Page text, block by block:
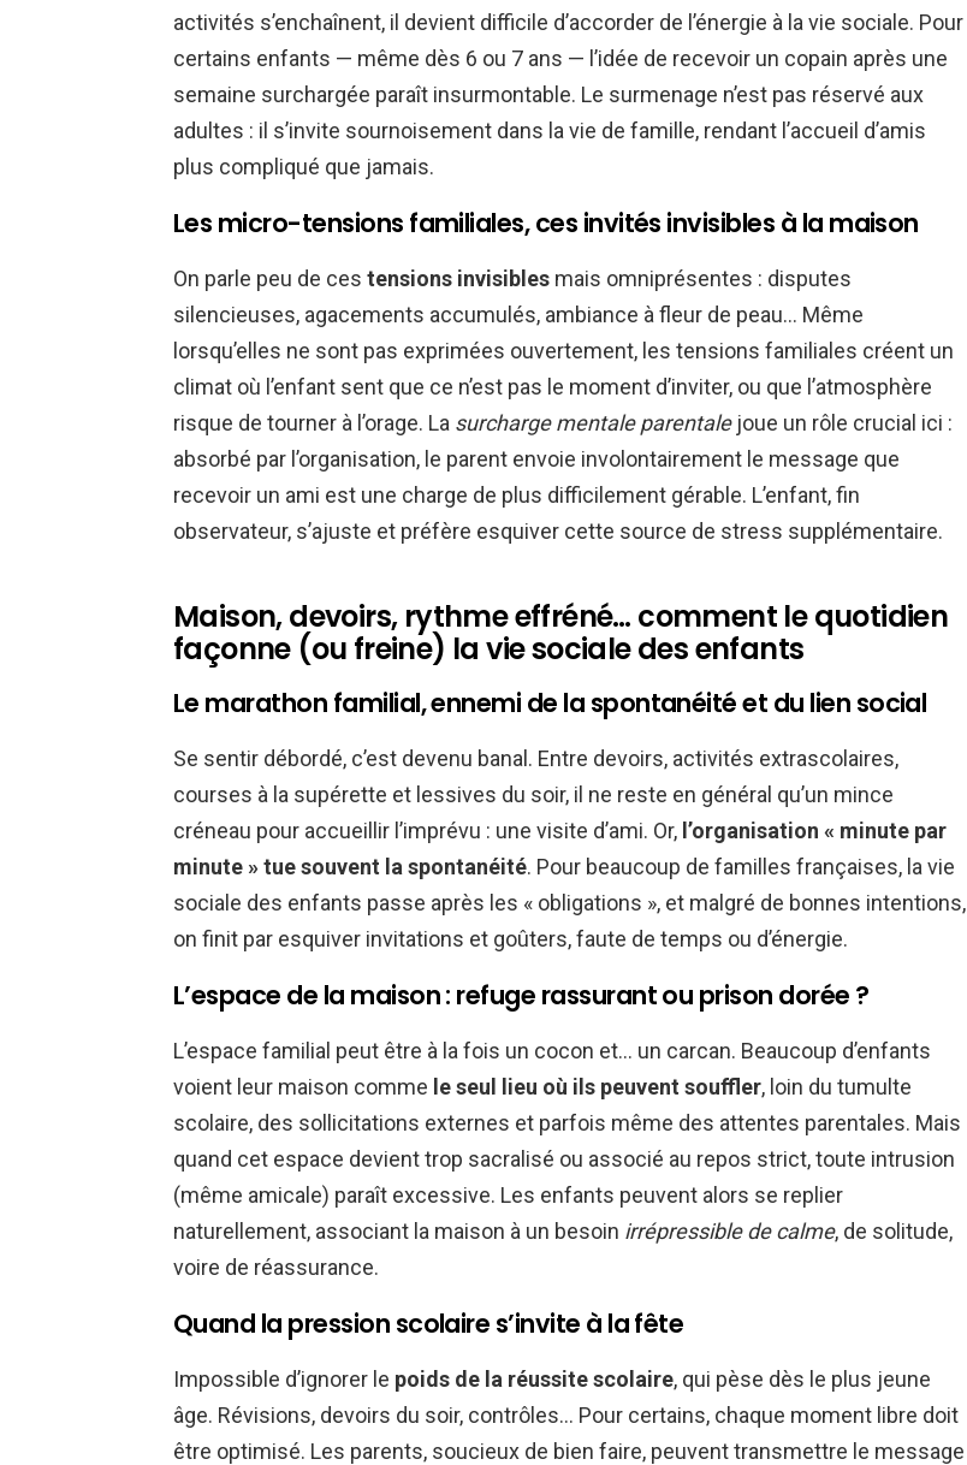
activités s’enchaînent, il devient difficile d’accorder de l’énergie à la vie sociale. Pour
certains enfants — même dès 6 ou 7 ans — l’idée de recevoir un copain après une
semaine surchargée paraît insurmontable. Le surmenage n’est pas réservé aux
adultes : il s’invite sournoisement dans la vie de famille, rendant l’accueil d’amis
plus compliqué que jamais.
Les micro-tensions familiales, ces invités invisibles à la maison
On parle peu de ces tensions invisibles mais omniprésentes : disputes
silencieuses, agacements accumulés, ambiance à fleur de peau… Même
lorsqu’elles ne sont pas exprimées ouvertement, les tensions familiales créent un
climat où l’enfant sent que ce n’est pas le moment d’inviter, ou que l’atmosphère
risque de tourner à l’orage. La surcharge mentale parentalejoue un rôle crucial ici :
absorbé par l’organisation, le parent envoie involontairement le message que
recevoir un ami est une charge de plus difficilement gérable. L’enfant, fin
observateur, s’ajuste et préfère esquiver cette source de stress supplémentaire.
Maison, devoirs, rythme effréné… comment le quotidien
façonne (ou freine) la vie sociale des enfants
Le marathon familial, ennemi de la spontanéité et du lien social
Se sentir débordé, c’est devenu banal. Entre devoirs, activités extrascolaires,
courses à la supérette et lessives du soir, il ne reste en général qu’un mince
créneau pour accueillir l’imprévu : une visite d’ami. Or, l’organisation « minute par
minute » tue souvent la spontanéité. Pour beaucoup de familles françaises, la vie
sociale des enfants passe après les « obligations », et malgré de bonnes intentions,
on finit par esquiver invitations et goûters, faute de temps ou d’énergie.
L’espace de la maison : refuge rassurant ou prison dorée ?
L’espace familial peut être à la fois un cocon et… un carcan. Beaucoup d’enfants
voient leur maison comme le seul lieu où ils peuvent souffler, loin du tumulte
scolaire, des sollicitations externes et parfois même des attentes parentales. Mais
quand cet espace devient trop sacralisé ou associé au repos strict, toute intrusion
(même amicale) paraît excessive. Les enfants peuvent alors se replier
naturellement, associant la maison à un besoin irrépressible de calme, de solitude,
voire de réassurance.
Quand la pression scolaire s’invite à la fête
Impossible d’ignorer le poids de la réussite scolaire, qui pèse dès le plus jeune
âge. Révisions, devoirs du soir, contrôles… Pour certains, chaque moment libre doit
être optimisé. Les parents, soucieux de bien faire, peuvent transmettre le message